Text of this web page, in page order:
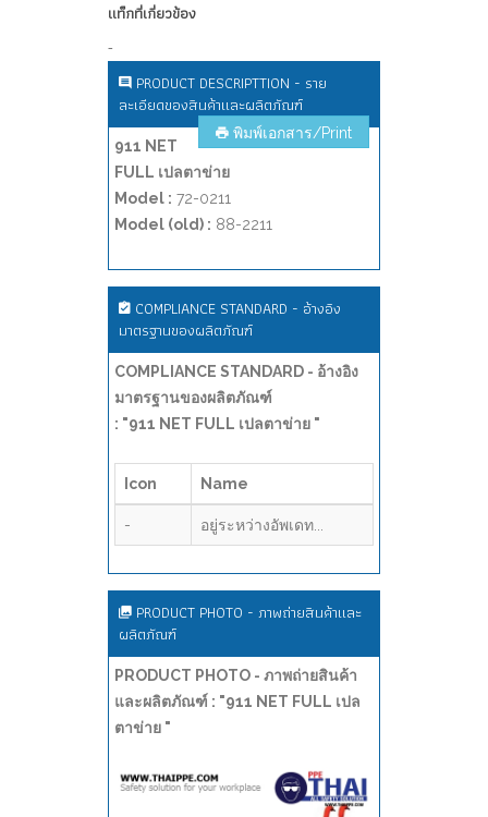
แท็กที่เกี่ยวข้อง
-
PRODUCT DESCRIPTTION - ราย
ละเอียดของสินค้าและผลิตภัณฑ์
พิมพ์เอกสาร/Print
911 NET
FULL เปลตาข่าย
Model : 72-0211
Model (old) : 88-2211
COMPLIANCE STANDARD - อ้างอิง
มาตรฐานของผลิตภัณฑ์
COMPLIANCE STANDARD - อ้างอิง
มาตรฐานของผลิตภัณฑ์
: "911 NET FULL เปลตาข่าย "
Icon Name
- อยู่ระหว่างอัพเดท...
PRODUCT PHOTO - ภาพถ่ายสินค้าและ
ผลิตภัณฑ์
PRODUCT PHOTO - ภาพถ่ายสินค้า
และผลิตภัณฑ์ : "911 NET FULL เปล
ตาข่าย "